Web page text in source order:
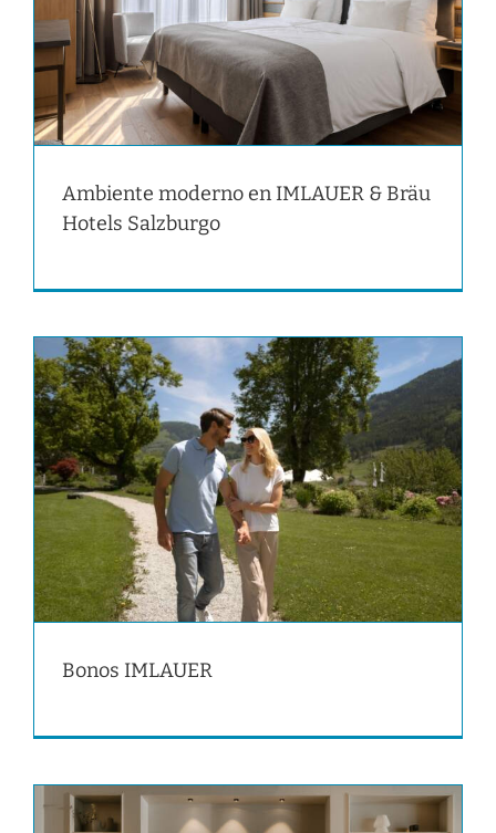
Ambiente moderno en IMLAUER & Bräu
Hotels Salzburgo
Bonos IMLAUER